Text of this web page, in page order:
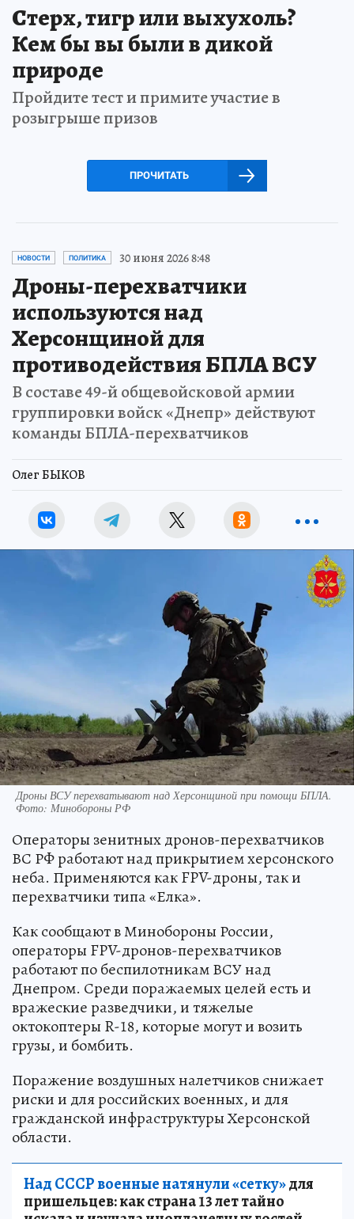
Стерх, тигр или выхухоль?
Кем бы вы были в дикой
природе
Пройдите тест и примите участие в
розыгрыше призов
ПРОЧИТАТЬ
НОВОСТИ ПОЛИТИКА 30 июня 2026 8:48
Дроны-перехватчики
используются над
Херсонщиной для
противодействия БПЛА ВСУ
В составе 49-й общевойсковой армии
группировки войск «Днепр» действуют
команды БПЛА-перехватчиков
Олег БЫКОВ
Дроны ВСУ перехватывают над Херсонщиной при помощи БПЛА.
Фото: Минобороны РФ
Операторы зенитных дронов-перехватчиков
ВС РФ работают над прикрытием херсонского
неба. Применяются как FPV-дроны, так и
перехватчики типа «Елка».
Как сообщают в Минобороны России,
операторы FPV-дронов-перехватчиков
работают по беспилотникам ВСУ над
Днепром. Среди поражаемых целей есть и
вражеские разведчики, и тяжелые
октокоптеры R-18, которые могут и возить
грузы, и бомбить.
Поражение воздушных налетчиков снижает
риски и для российских военных, и для
гражданской инфраструктуры Херсонской
области.
Над СССР военные натянули «сетку»для
пришельцев: как страна 13 лет тайно